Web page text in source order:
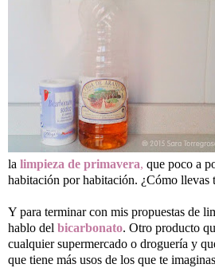
la limpieza de primavera, que poco a
habitación por habitación. ¿Cómo llevas
Y para terminar con mis propuestas de
hablo del bicarbonato. Otro producto
cualquier supermercado o droguería y
que tiene más usos de los que te